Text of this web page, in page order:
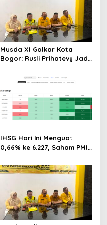
Musda XI Golkar Kota
Bogor: Rusli Prihatevy Jadi
IHSG Hari Ini Menguat
0,66% ke 6.227, Saham PMII,
28%! Ini Daftar Saham
Paling Cuan & Volume